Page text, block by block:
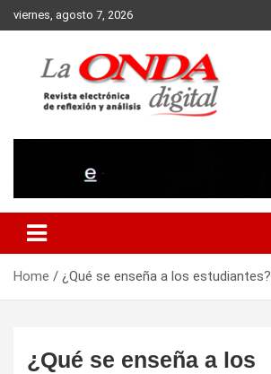
Skip
to
viernes, agosto 7, 2026
Home ¿Qué se enseña a los estudiantes?
¿Qué se enseña a los